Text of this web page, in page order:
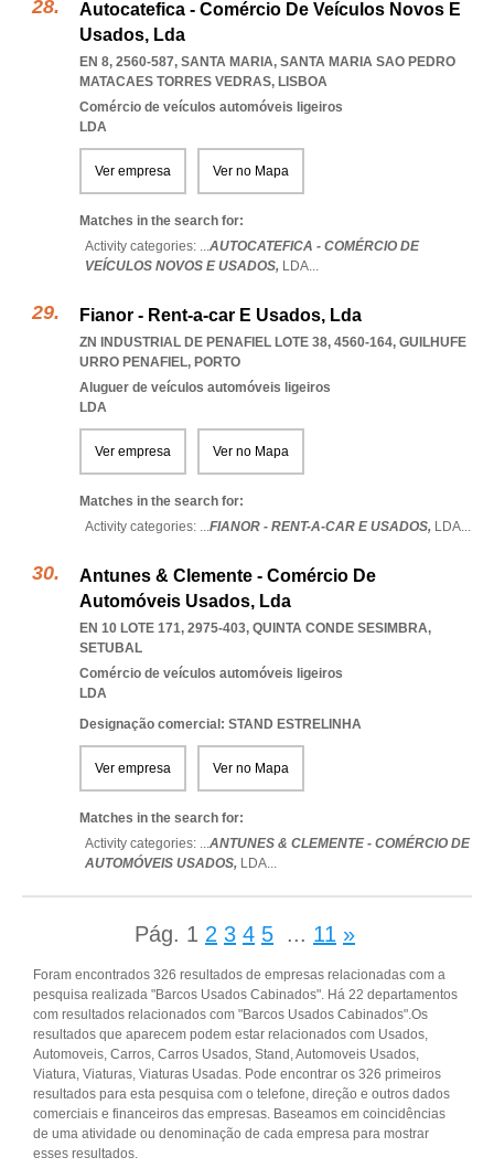
Autocatefica - Comércio De Veículos Novos E
Usados, Lda
EN 8, 2560-587, SANTA MARIA, SANTA MARIA SAO PEDRO
MATACAES TORRES VEDRAS, LISBOA
Comércio de veículos automóveis ligeiros
LDA
Ver empresa Ver no Mapa
Matches in the search for:
Activity categories: ...AUTOCATEFICA - COMÉRCIO DE
VEÍCULOS NOVOS E USADOS, LDA...
Fianor - Rent-a-car E Usados, Lda
ZN INDUSTRIAL DE PENAFIEL LOTE 38, 4560-164, GUILHUFE
URRO PENAFIEL, PORTO
Aluguer de veículos automóveis ligeiros
LDA
Ver empresa Ver no Mapa
Matches in the search for:
Activity categories: ...FIANOR - RENT-A-CAR E USADOS, LDA...
Antunes & Clemente - Comércio De
Automóveis Usados, Lda
EN 10 LOTE 171, 2975-403, QUINTA CONDE SESIMBRA,
SETUBAL
Comércio de veículos automóveis ligeiros
LDA
Designação comercial: STAND ESTRELINHA
Ver empresa Ver no Mapa
Matches in the search for:
Activity categories: ...ANTUNES & CLEMENTE - COMÉRCIO DE
AUTOMÓVEIS USADOS, LDA...
Pág. 1 2 3 4 5 ... 11 »
Foram encontrados 326 resultados de empresas relacionadas com a
pesquisa realizada "Barcos Usados Cabinados". Há 22 departamentos
com resultados relacionados com "Barcos Usados Cabinados".Os
resultados que aparecem podem estar relacionados com Usados,
Automoveis, Carros, Carros Usados, Stand, Automoveis Usados,
Viatura, Viaturas, Viaturas Usadas. Pode encontrar os 326 primeiros
resultados para esta pesquisa com o telefone, direção e outros dados
comerciais e financeiros das empresas. Baseamos em coincidências
de uma atividade ou denominação de cada empresa para mostrar
esses resultados.